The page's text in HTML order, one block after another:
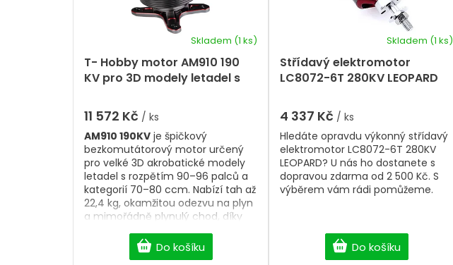
T- Hobby motor AM910 190
KV pro 3D modely letadel s
Skladem (1 ks)
11 572 Kč / ks
Do košíku
AM910 190KV je špičkový
bezkomutátorový motor určený
pro velké 3D akrobatické modely
letadel s rozpětím 90–96 palců a
kategorií 70–80 ccm. Nabízí tah až
22,4 kg, okamžitou odezvu na plyn
a mimořádně plynulý chod, díky
čemuž poskytuje maximální
kontrolu při náročných 3D
manévrech. Díky kompatibilitě s
Střídavý elektromotor
LC8072-6T 280KV LEOPARD
Skladem (1 ks)
4 337 Kč / ks
Do košíku
Hledáte opravdu výkonný střídavý
elektromotor LC8072-6T 280KV
LEOPARD? U nás ho dostanete s
dopravou zdarma od 2 500 Kč. S
výběrem vám rádi pomůžeme.